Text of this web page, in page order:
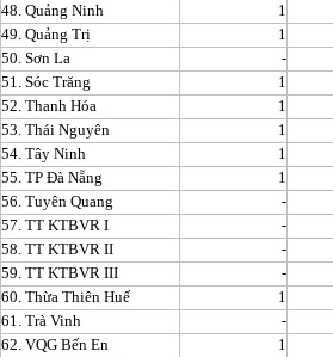
48. Quảng Ninh
1
49. Quảng Trị
1
50. Sơn La
-
51. Sóc Trăng
1
52. Thanh Hóa
1
53. Thái Nguyên
1
54. Tây Ninh
1
55. TP Đà Nẵng
1
56. Tuyên Quang
-
57. TT KTBVR I
-
58. TT KTBVR II
-
59. TT KTBVR III
-
60. Thừa Thiên Huế
1
61. Trà Vinh
-
62. VQG Bến En
1